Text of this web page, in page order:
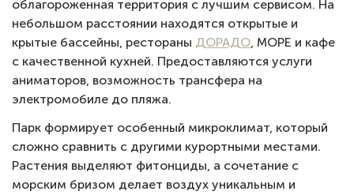
облагороженная территория с лучшим сервисом. На
небольшом расстоянии находятся открытые и
крытые бассейны, рестораны ДОРАДО, МОРЕ и кафе
с качественной кухней. Предоставляются услуги
аниматоров, возможность трансфера на
электромобиле до пляжа.
Парк формирует особенный микроклимат, который
сложно сравнить с другими курортными местами.
Растения выделяют фитонциды, а сочетание с
морским бризом делает воздух уникальным и